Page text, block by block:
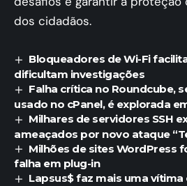
dos cidadãos.
Bloqueadores de Wi-Fi
dificultam investigações
Falha crítica no Roundcube,
usado no cPanel, é explorada
Milhares de servidores SSH
ameaçados por novo ataque
Milhões de sites WordPress
falha em plug-in
Lapsus$ faz mais uma vítima